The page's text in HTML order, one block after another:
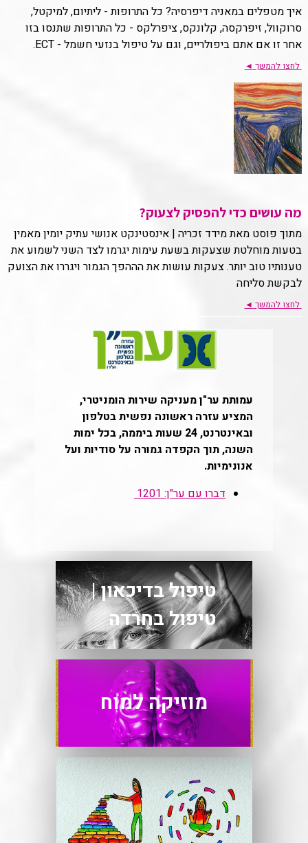
איך מטפלים במאניה דיפרסיה? כל התרופות - ליתיום, למיקטל,
סרוקוול, זיפרקסה, קלונקס, ציפרלקס - כל התרופות שתנסו בזו
אחר זו אם אתם ביפולריים, וגם על טיפול בנזעי חשמל - ECT.
לחצו להמשך ◄
מה עושים כדי להפסיק לצעוק?
מתוך פוסט מאת מידד זכריה | אינסטינקט אנושי עתיק יומין מאמין
בטעות מוחלטת שצעקות בשעת עימות יגרמו לצד השני לשמוע את
טענותיו טוב יותר. צעקות עושות את הההפך הגמור ויגררו את הצועק
לבקשת סליחה
לחצו להמשך ◄
מוזיקה למוח
טיפול בדיכאון |
טיפול בחרדה
עמותת ער"ן מעניקה שירות הומניטרי,
המציע עזרה ראשונה נפשית בטלפון
ובאינטרנט, 24 שעות ביממה, בכל ימות
השנה, תוך הקפדה גמורה על סודיות ועל
אנונימיות.
דברו עם ער"ן: 1201